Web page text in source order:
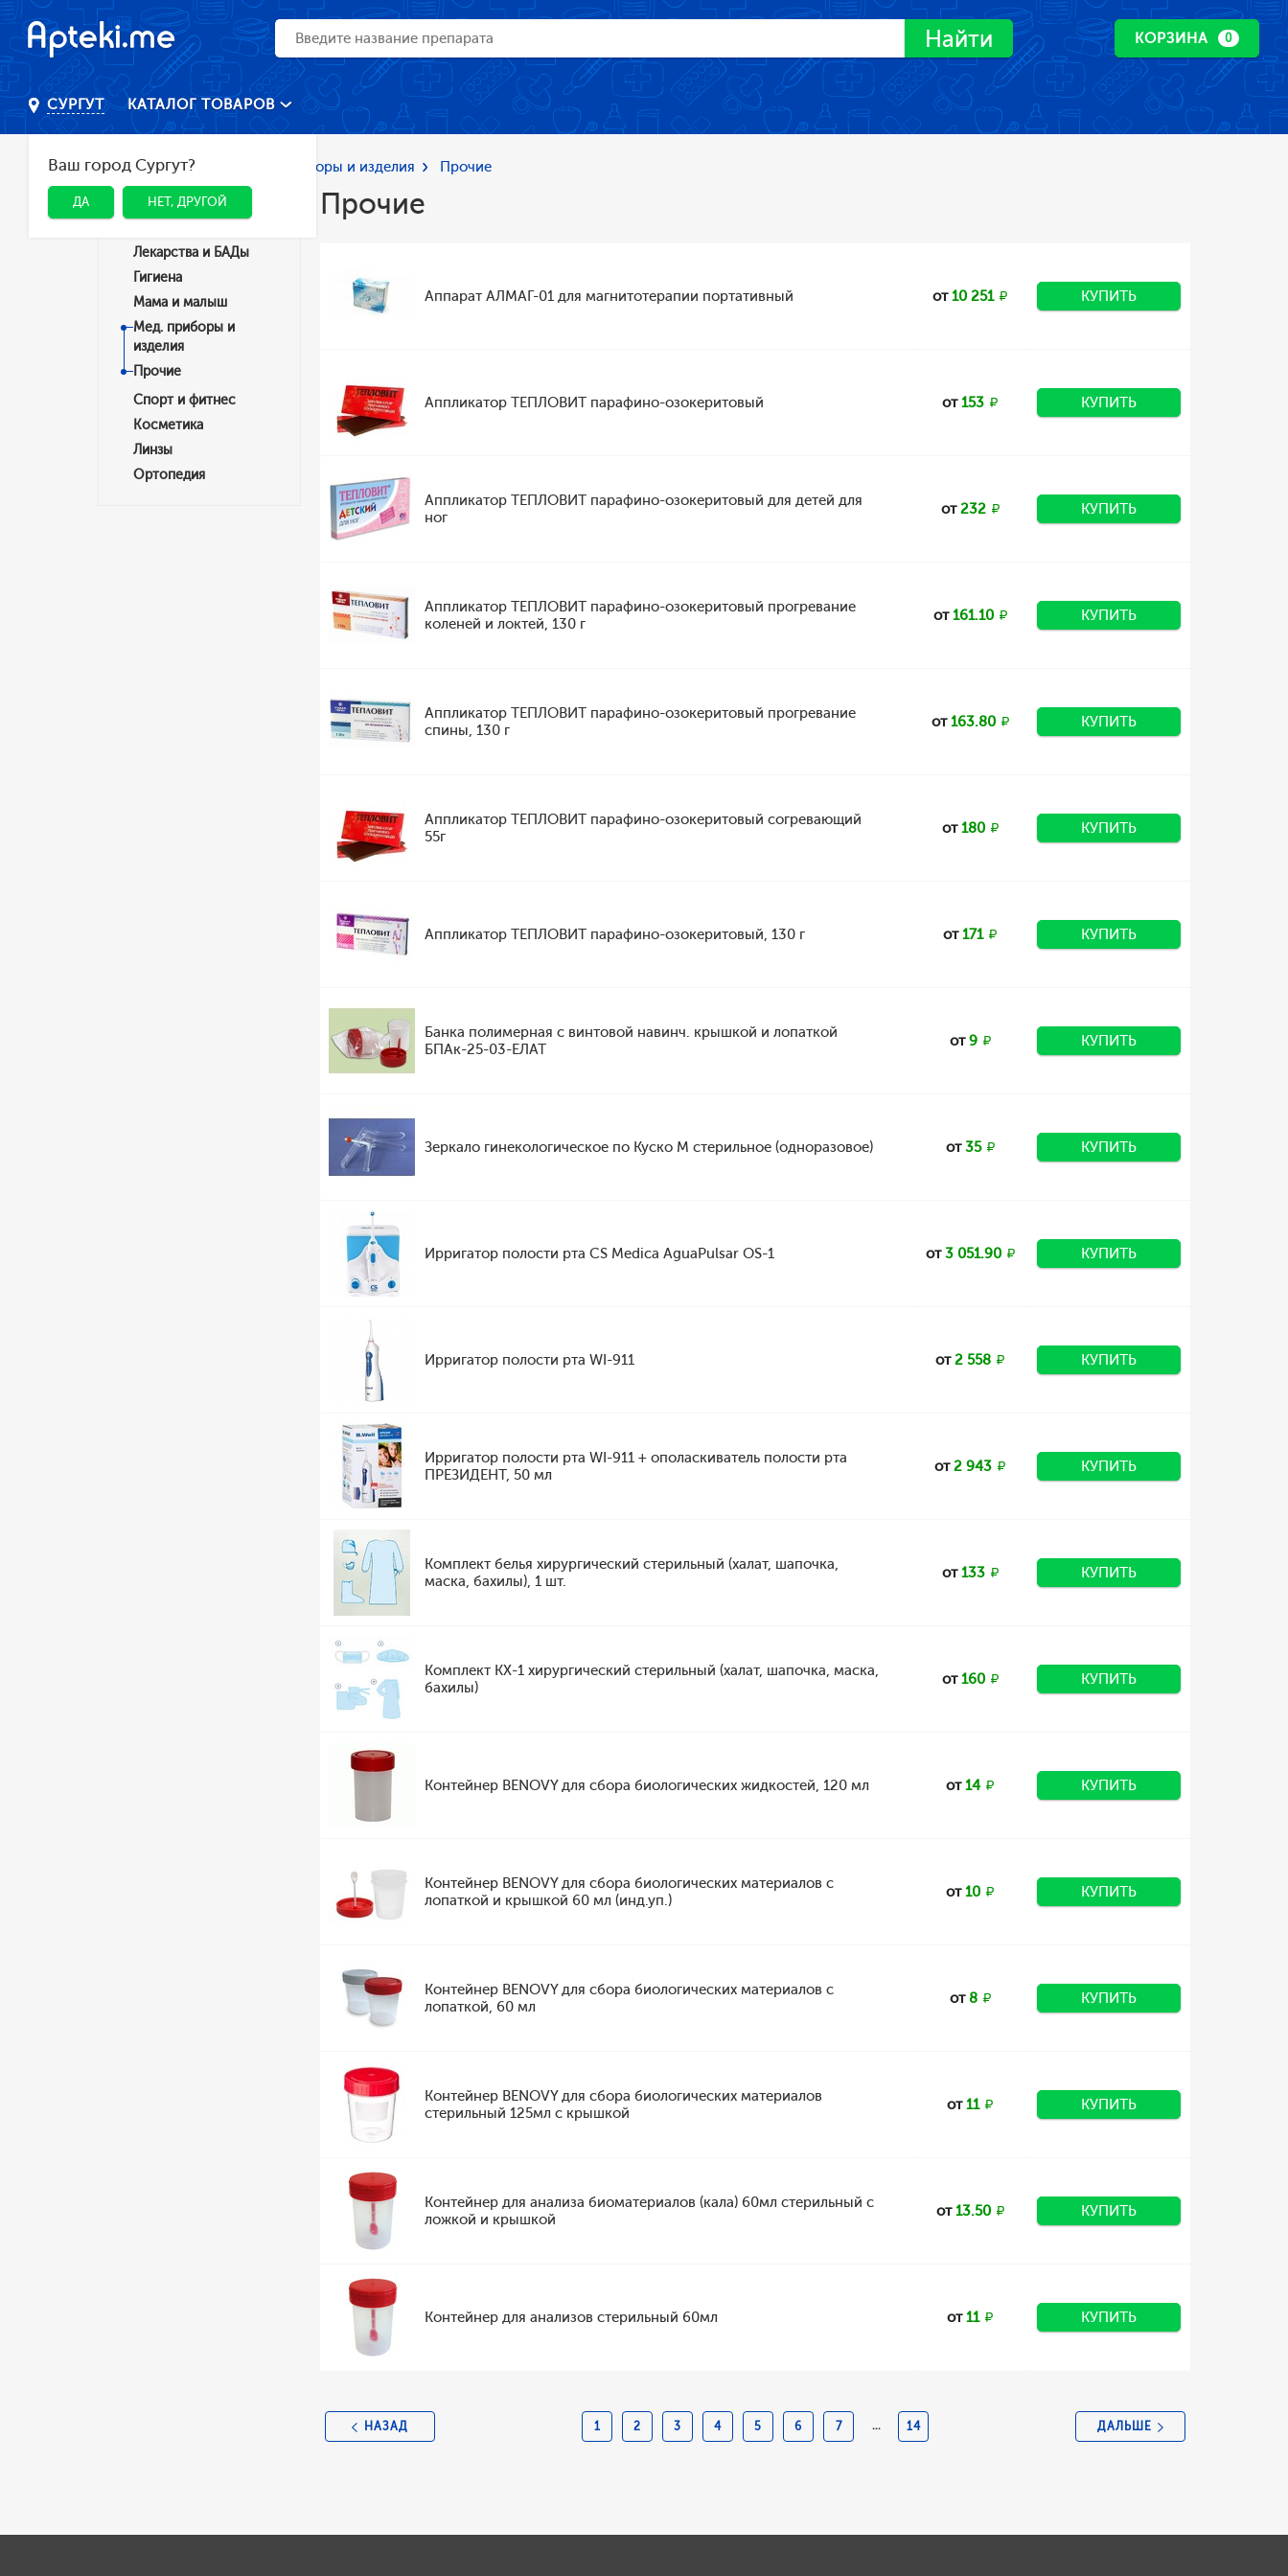
Найти КОРЗИНА 0
СУРГУТ
Ваш город Сургут?
ДА НЕТ, ДРУГОЙ
КАТАЛОГ ТОВАРОВ
Главная Каталог Мед. приборы и изделия Прочие
Категории
Лекарства и БАДы
Гигиена
Мама и малыш
Мед. приборы и
изделия
Прочие
Спорт и фитнес
Косметика
Линзы
Ортопедия
Прочие
Аппарат АЛМАГ-01 для магнитотерапии портативный от10 251 КУПИТЬ
Аппликатор ТЕПЛОВИТ парафино-озокеритовый от153 КУПИТЬ
Аппликатор ТЕПЛОВИТ парафино-озокеритовый для детей для
ног
от232 КУПИТЬ
Аппликатор ТЕПЛОВИТ парафино-озокеритовый прогревание
коленей и локтей, 130 г
от161.10 КУПИТЬ
Аппликатор ТЕПЛОВИТ парафино-озокеритовый прогревание
спины, 130 г
от163.80 КУПИТЬ
Аппликатор ТЕПЛОВИТ парафино-озокеритовый согревающий
55г
от180 КУПИТЬ
Аппликатор ТЕПЛОВИТ парафино-озокеритовый, 130 г от171 КУПИТЬ
Банка полимерная с винтовой навинч. крышкой и лопаткой
БПАк-25-03-ЕЛАТ
от9 КУПИТЬ
Зеркало гинекологическое по Куско M стерильное (одноразовое) от35 КУПИТЬ
Ирригатор полости рта CS Medica AguaPulsar OS-1 от3 051.90 КУПИТЬ
Ирригатор полости рта WI-911 от2 558 КУПИТЬ
Ирригатор полости рта WI-911 + ополаскиватель полости рта
ПРЕЗИДЕНТ, 50 мл
от2 943 КУПИТЬ
Комплект белья хирургический стерильный (халат, шапочка,
маска, бахилы), 1 шт.
от133 КУПИТЬ
Комплект КХ-1 хирургический стерильный (халат, шапочка, маска,
бахилы)
от160 КУПИТЬ
Контейнер BENOVY для сбора биологических жидкостей, 120 мл от14 КУПИТЬ
Контейнер BENOVY для сбора биологических материалов с
лопаткой и крышкой 60 мл (инд.уп.)
от10 КУПИТЬ
Контейнер BENOVY для сбора биологических материалов с
лопаткой, 60 мл
от8 КУПИТЬ
Контейнер BENOVY для сбора биологических материалов
стерильный 125мл с крышкой
от11 КУПИТЬ
Контейнер для анализа биоматериалов (кала) 60мл стерильный с
ложкой и крышкой
от13.50 КУПИТЬ
Контейнер для анализов стерильный 60мл от11 КУПИТЬ
НАЗАД 1 2 3 4 5 6 7 ... 14 ДАЛЬШЕ